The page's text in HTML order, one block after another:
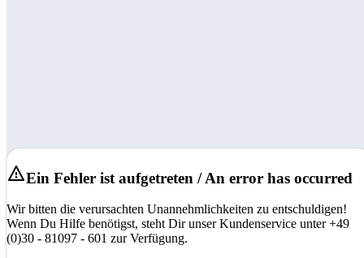
Ein Fehler ist aufgetreten / An error has occurred
Wir bitten die verursachten Unannehmlichkeiten zu entschuldigen!
Wenn Du Hilfe benötigst, steht Dir unser Kundenservice unter +49
(0)30 - 81097 - 601 zur Verfügung.